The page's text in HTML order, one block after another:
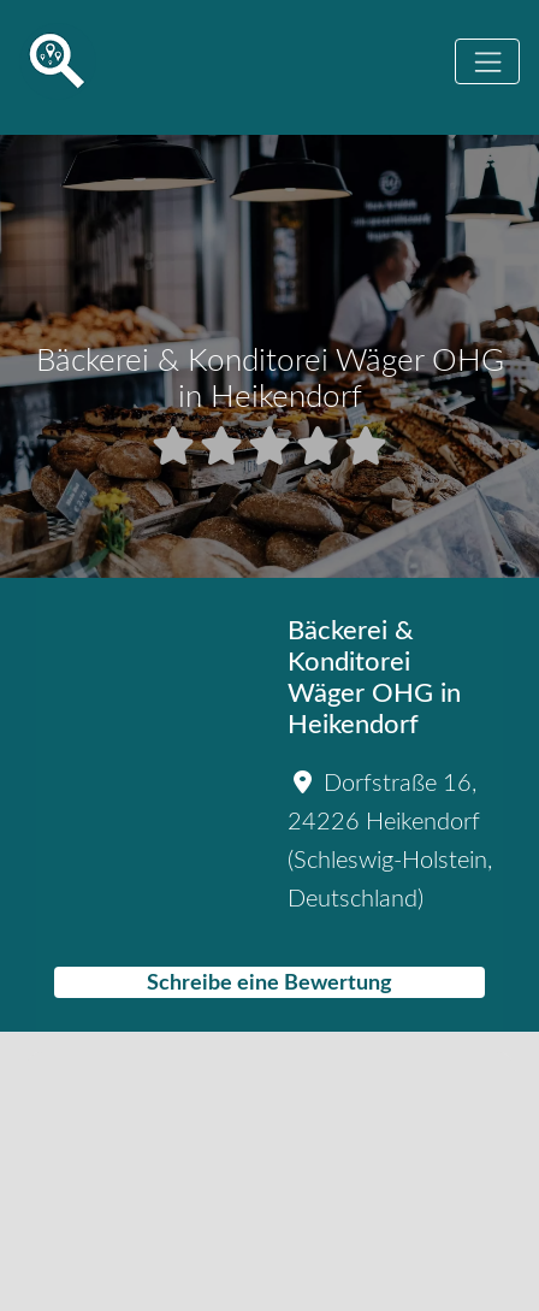
Bäckerei & Konditorei Wäger OHG
in Heikendorf
Bäckerei &
Konditorei
Wäger OHG in
Heikendorf
Dorfstraße 16,
24226 Heikendorf
(Schleswig-Holstein,
Deutschland)
Schreibe eine Bewertung